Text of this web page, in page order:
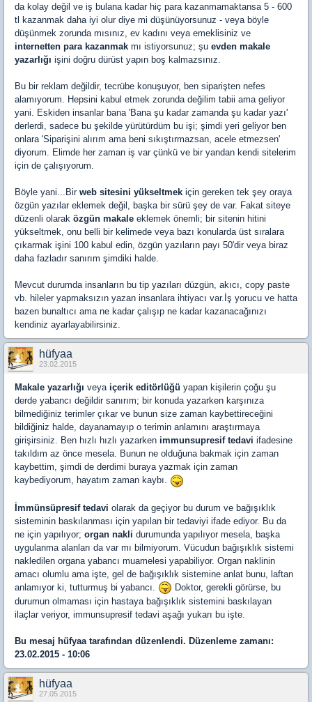
da kolay değil ve iş bulana kadar hiç para kazanmamaktansa 5 - 600
tl kazanmak daha iyi olur diye mi düşünüyorsunuz - veya böyle
düşünmek zorunda mısınız, ev kadını veya emeklisiniz ve
internetten para kazanmak mı istiyorsunuz; şu evden makale
yazarlığı işini doğru dürüst yapın boş kalmazsınız.
Bu bir reklam değildir, tecrübe konuşuyor, ben siparişten nefes
alamıyorum. Hepsini kabul etmek zorunda değilim tabii ama geliyor
yani. Eskiden insanlar bana 'Bana şu kadar zamanda şu kadar yazı'
derlerdi, sadece bu şekilde yürütürdüm bu işi; şimdi yeri geliyor ben
onlara 'Siparişini alırım ama beni sıkıştırmazsan, acele etmezsen'
diyorum. Elimde her zaman iş var çünkü ve bir yandan kendi sitelerim
için de çalışıyorum.
Böyle yani...Bir web sitesini yükseltmek için gereken tek şey oraya
özgün yazılar eklemek değil, başka bir sürü şey de var. Fakat siteye
düzenli olarak özgün makale eklemek önemli; bir sitenin hitini
yükseltmek, onu belli bir kelimede veya bazı konularda üst sıralara
çıkarmak işini 100 kabul edin, özgün yazıların payı 50'dir veya biraz
daha fazladır sanırım şimdiki halde.
Mevcut durumda insanların bu tip yazıları düzgün, akıcı, copy paste
vb. hileler yapmaksızın yazan insanlara ihtiyacı var.İş yorucu ve hatta
bazen bunaltıcı ama ne kadar çalışıp ne kadar kazanacağınızı
kendiniz ayarlayabilirsiniz.
hüfyaa
23.02.2015
Makale yazarlığı veya içerik editörlüğü yapan kişilerin çoğu şu
derde yabancı değildir sanırım; bir konuda yazarken karşınıza
bilmediğiniz terimler çıkar ve bunun size zaman kaybettireceğini
bildiğiniz halde, dayanamayıp o terimin anlamını araştırmaya
girişirsiniz. Ben hızlı hızlı yazarken immunsupresif tedavi ifadesine
takıldım az önce mesela. Bunun ne olduğuna bakmak için zaman
kaybettim, şimdi de derdimi buraya yazmak için zaman
kaybediyorum, hayatım zaman kaybı.
İmmünsüpresif tedavi olarak da geçiyor bu durum ve bağışıklık
sisteminin baskılanması için yapılan bir tedaviyi ifade ediyor. Bu da
ne için yapılıyor; organ nakli durumunda yapılıyor mesela, başka
uygulanma alanları da var mı bilmiyorum. Vücudun bağışıklık sistemi
nakledilen organa yabancı muamelesi yapabiliyor. Organ naklinin
amacı olumlu ama işte, gel de bağışıklık sistemine anlat bunu, laftan
anlamıyor ki, tutturmuş bi yabancı.
Doktor, gerekli görürse, bu
durumun olmaması için hastaya bağışıklık sistemini baskılayan
ilaçlar veriyor, immunsupresif tedavi aşağı yukarı bu işte.
Bu mesaj hüfyaatarafından düzenlendi. Düzenleme zamanı:
23.02.2015 - 10:06
hüfyaa
27.05.2015